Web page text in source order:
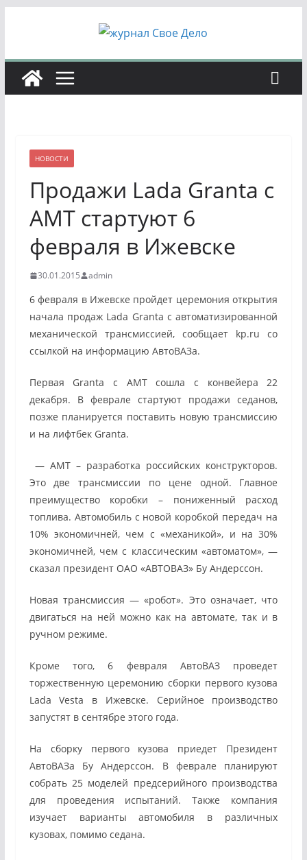
НОВОСТИ
Продажи Lada Granta с
АМТ стартуют 6
февраля в Ижевске
30.01.2015 admin
6 февраля в Ижевске пройдет церемония открытия
начала продаж Lada Granta с автоматизированной
механической трансмиссией, сообщает kp.ru со
ссылкой на информацию АвтоВАЗа.
Первая Granta с АМТ сошла с конвейера 22
декабря. В феврале стартуют продажи седанов,
позже планируется поставить новую трансмиссию
и на лифтбек Granta.
— АМТ – разработка российских конструкторов.
Это две трансмиссии по цене одной. Главное
преимущество коробки – пониженный расход
топлива. Автомобиль с новой коробкой передач на
10% экономичней, чем с «механикой», и на 30%
экономичней, чем с классическим «автоматом», —
сказал президент ОАО «АВТОВАЗ» Бу Андерссон.
Новая трансмиссия — «робот». Это означает, что
двигаться на ней можно как на автомате, так и в
ручном режиме.
Кроме того, 6 февраля АвтоВАЗ проведет
торжественную церемонию сборки первого кузова
Lada Vesta в Ижевске. Серийное производство
запустят в сентябре этого года.
На сборку первого кузова приедет Президент
АвтоВАЗа Бу Андерссон. В феврале планируют
собрать 25 моделей предсерийного производства
для проведения испытаний. Также компания
изучает варианты автомобиля в различных
кузовах, помимо седана.